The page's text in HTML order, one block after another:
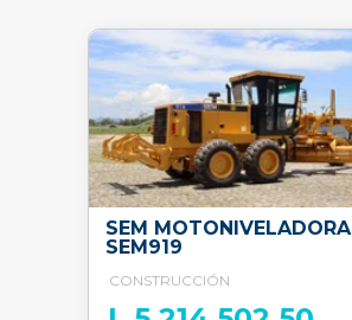
SEM MOTONIVELADORA
SEM919
CONSTRUCCIÓN